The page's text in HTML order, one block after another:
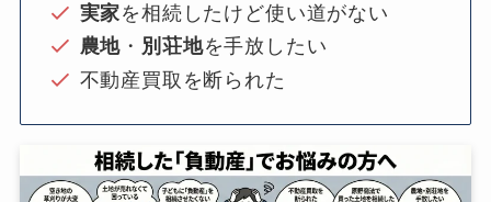
実家を相続したけど使い道がない
農地 ・ 別荘地を手放したい
不動産買取を断られた